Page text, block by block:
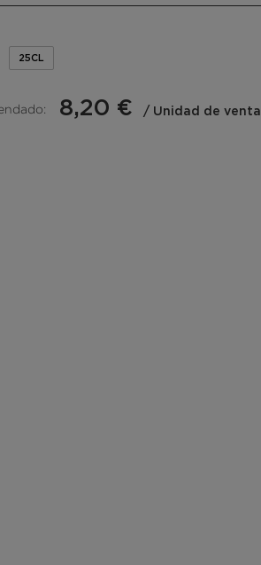
25CL
8,20 € / Unidad de venta